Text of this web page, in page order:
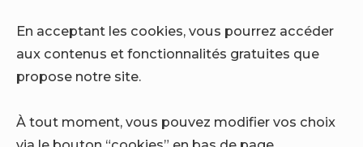
En acceptant les cookies, vous pourrez accéder
aux contenus et fonctionnalités gratuites que
propose notre site.
À tout moment, vous pouvez modifier vos choix